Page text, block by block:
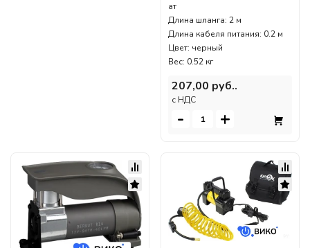
ат
Длина шланга: 2 м
Длина кабеля питания: 0.2 м
Цвет: черный
Вес: 0.52 кг
207,00 руб..
c НДС
- +